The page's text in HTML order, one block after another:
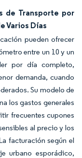
de Transporte por
Varios Días
pueden ofrecer
entre un 10 y un
por día completo,
demanda, cuando
Su modelo de
los gastos generales
frecuentes cupones
al precio y los
facturación según el
urbano esporádico,